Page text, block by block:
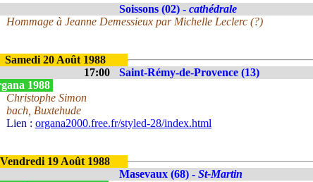
Soissons (02) - cathédrale
Hommage à Jeanne Demessieux par Michelle Leclerc (?)
Samedi 20 Août 1988
17:00
Saint-Rémy-de-Provence (13)
1988
Christophe Simon
bach, Buxtehude
Lien : organa2000.free.fr/styled-28/index.html
Vendredi 19 Août 1988
Masevaux (68) - St-Martin